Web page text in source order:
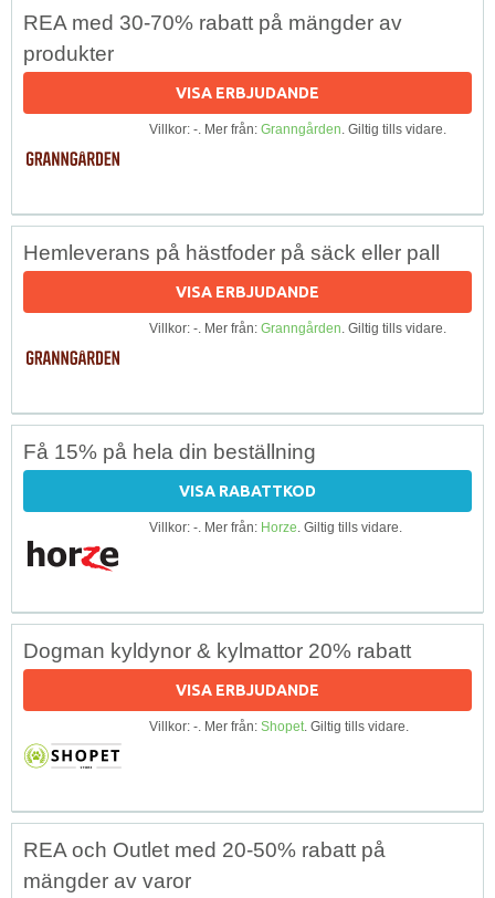
REA med 30-70% rabatt på mängder av
produkter
VISA ERBJUDANDE
Villkor: -. Mer från: Granngården. Giltig tills vidare.
Hemleverans på hästfoder på säck eller pall
VISA ERBJUDANDE
Villkor: -. Mer från: Granngården. Giltig tills vidare.
Få 15% på hela din beställning
VISA RABATTKOD
Villkor: -. Mer från: Horze. Giltig tills vidare.
Dogman kyldynor & kylmattor 20% rabatt
VISA ERBJUDANDE
Villkor: -. Mer från: Shopet. Giltig tills vidare.
REA och Outlet med 20-50% rabatt på
mängder av varor